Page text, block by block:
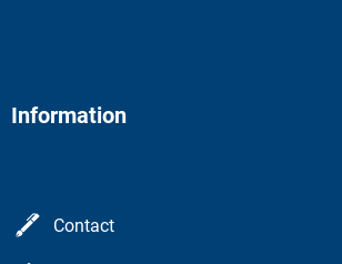
Information
Contact